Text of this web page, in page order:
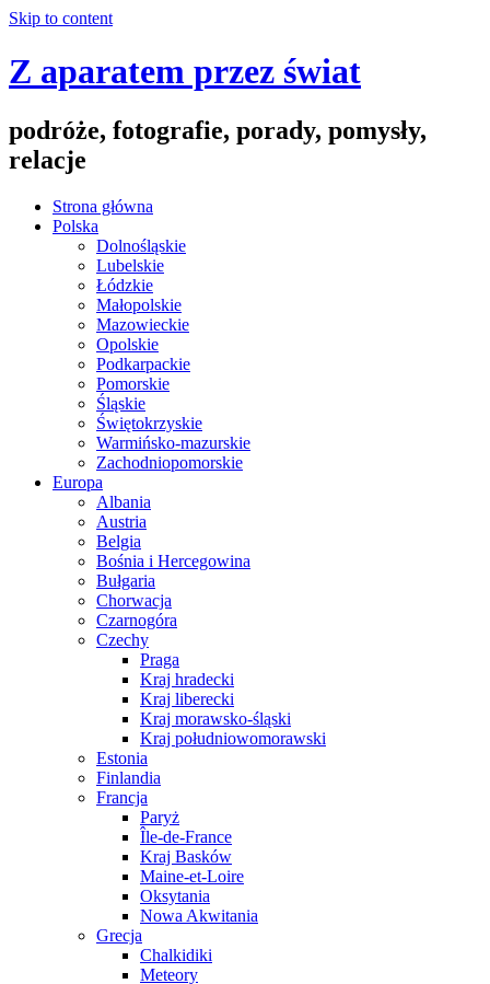
Skip to content
Z aparatem przez świat
podróże, fotografie, porady, pomysły,
relacje
Strona główna
Polska
Dolnośląskie
Lubelskie
Łódzkie
Małopolskie
Mazowieckie
Opolskie
Podkarpackie
Pomorskie
Śląskie
Świętokrzyskie
Warmińsko-mazurskie
Zachodniopomorskie
Europa
Albania
Austria
Belgia
Bośnia i Hercegowina
Bułgaria
Chorwacja
Czarnogóra
Czechy
Praga
Kraj hradecki
Kraj liberecki
Kraj morawsko-śląski
Kraj południowomorawski
Estonia
Finlandia
Francja
Paryż
Île-de-France
Kraj Basków
Maine-et-Loire
Oksytania
Nowa Akwitania
Grecja
Chalkidiki
Meteory